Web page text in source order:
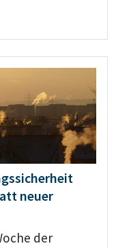
neuer
der